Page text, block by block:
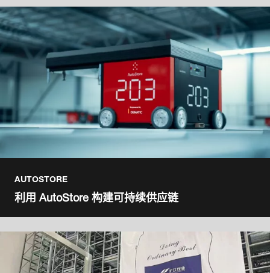
AUTOSTORE
利用 AutoStore 构建可持续供应链